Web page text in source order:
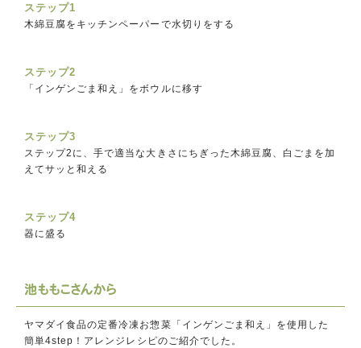
ステップ1
木綿豆腐をキッチンペーパーで水切りをする
ステップ2
「インゲンごま和え」をボウルに移す
ステップ3
ステップ2に、手で適当な大きさにちぎった木綿豆腐、白ごまを加
えてサッと和える
ステップ4
器に盛る
池ももこさんから
ヤマダイ食品の定番冷凍お惣菜「インゲンごま和え」を使用した
簡単4step！アレンジレシピのご紹介でした。